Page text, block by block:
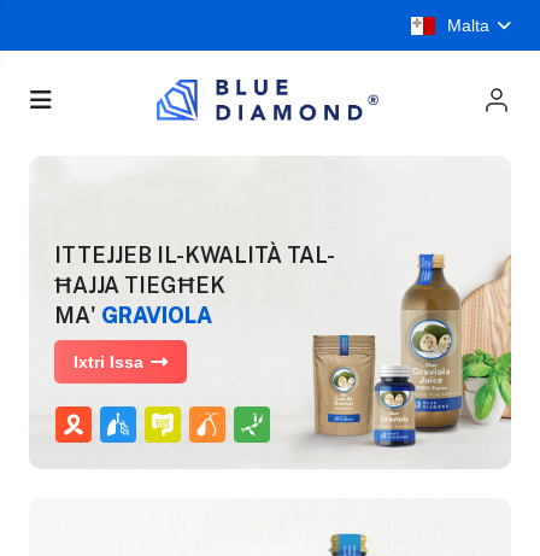
Malta
ITTEJJEB IL-KWALITÀ TAL-
ĦAJJA TIEGĦEK
MA' GRAVIOLA
Ixtri Issa